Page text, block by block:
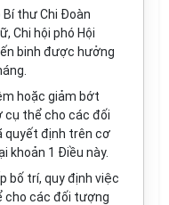
thư Chi Đoàn
Chi hội phó Hội
binh được hưởng
hoặc giảm bớt
thể cho các đối
quyết định trên cơ
khoản 1 Điều này.
bố trí, quy định việc
cho các đối tượng